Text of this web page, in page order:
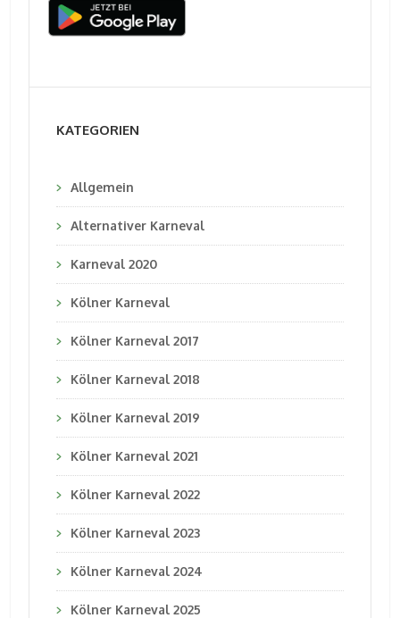
KATEGORIEN
Allgemein
Alternativer Karneval
Karneval 2020
Kölner Karneval
Kölner Karneval 2017
Kölner Karneval 2018
Kölner Karneval 2019
Kölner Karneval 2021
Kölner Karneval 2022
Kölner Karneval 2023
Kölner Karneval 2024
Kölner Karneval 2025